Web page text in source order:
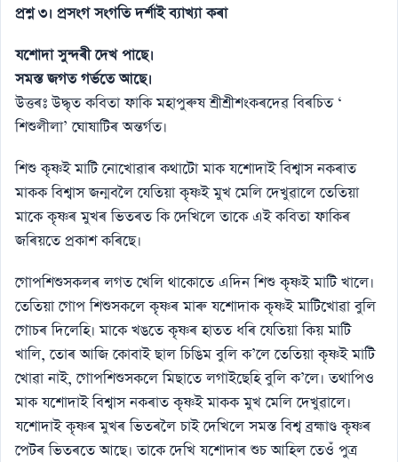
প্রশ্ন ৩। প্রসংগ সংগতি দর্শাই ব্যাখ্যা কৰা
যশােদা সুন্দৰী দেখ পাছে।
সমস্ত জগত গর্ভতে আছে।
উত্তৰঃ উদ্ধৃত কবিতা ফাকি মহাপুৰুষ শ্ৰীশ্ৰীশংকৰদেৱ বিৰচিত ‘
শিশুলীলা’ ঘােষাটিৰ অন্তর্গত।
শিশু কৃষ্ণই মাটি নােখােৱাৰ কথাটো মাক যশােদাই বিশ্বাস নকৰাত
মাকক বিশ্বাস জন্মবলৈ যেতিয়া কৃষ্ণই মুখ মেলি দেখুৱালে তেতিয়া
মাকে কৃষ্ণৰ মুখৰ ভিতৰত কি দেখিলে তাকে এই কবিতা ফাকিৰ
জৰিয়তে প্রকাশ কৰিছে।
গােপশিশুসকলৰ লগত খেলি থাকোতে এদিন শিশু কৃষ্ণই মাটি খালে।
তেতিয়া গােপ শিশুসকলে কৃষ্ণৰ মাৰু যশােদাক কৃষ্ণই মাটিখােৱা বুলি
গােচৰ দিলেহি। মাকে খঙতে কৃষ্ণৰ হাতত ধৰি যেতিয়া কিয় মাটি
খালি, তােৰ আজি কোবাই ছাল চিঙিম বুলি ক’লে তেতিয়া কৃষ্ণই মাটি
খােৱা নাই, গােপশিশুসকলে মিছাতে লগাইছেহি বুলি ক’লে। তথাপিও
মাক যশােদাই বিশ্বাস নকৰাত কৃষ্ণই মাকক মুখ মেলি দেখুৱালে।
যশােদাই কৃষ্ণৰ মুখৰ ভিতৰলৈ চাই দেখিলে সমস্ত বিশ্ব ব্রহ্মাণ্ড কৃষ্ণৰ
পেটৰ ভিতৰতে আছে। তাকে দেখি যশােদাৰ শুচ আহিল তেওঁ পুত্র